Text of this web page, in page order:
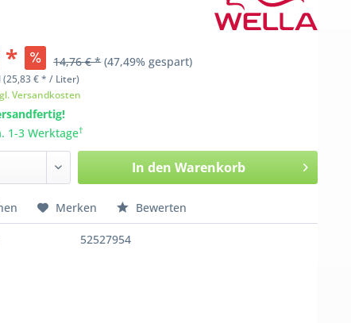
* 14,76 € * (47,49% gespart)
(25,83 € * / Liter)
Versandkosten
1-3 Werktage†
In den Warenkorb
Merken Bewerten
52527954